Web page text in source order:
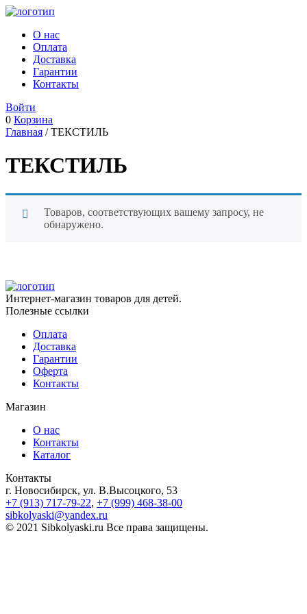
О нас
Оплата
Доставка
Гарантии
Контакты
Войти
0 Корзина
Главная / ТЕКСТИЛЬ
ТЕКСТИЛЬ
Товаров, соответствующих вашему запросу, не
обнаружено.
Интернет-магазин товаров для детей.
Полезные ссылки
Оплата
Доставка
Гарантии
Оферта
Контакты
Магазин
О нас
Контакты
Каталог
Контакты
г. Новосибирск, ул. В.Высоцкого, 53
+7 (913) 717-79-22, +7 (999) 468-38-00
sibkolyaski@yandex.ru
© 2021 Sibkolyaski.ru Все права защищены.